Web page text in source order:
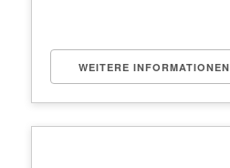
WEITERE INFORMATIONEN